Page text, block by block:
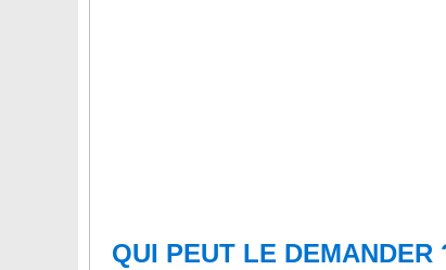
QUI PEUT LE DEMANDER